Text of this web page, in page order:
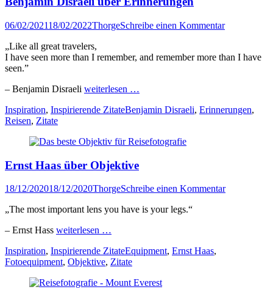
Veröffentlicht
06/02/202118/02/2022Author
ThorgeSchreibe einen Kommentar
„Like all great travelers,
I have seen more than I remember, and remember more than I have
seen.”
– Benjamin Disraeli weiterlesen …
Kategorien
Inspiration, Inspirierende ZitateTags
Benjamin Disraeli, Erinnerungen,
Reisen, Zitate
Ernst Haas über Objektive
Veröffentlicht
18/12/202018/12/2020Author
ThorgeSchreibe einen Kommentar
„The most important lens you have is your legs.“
– Ernst Hass weiterlesen …
Kategorien
Inspiration, Inspirierende ZitateTags
Equipment, Ernst Haas,
Fotoequipment, Objektive, Zitate